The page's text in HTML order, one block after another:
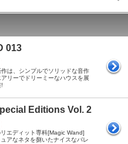
013
は、シンプルでソリッドな音作
リーでドリーミーなハウスを展
Editions Vol. 2
エディット専科[Magic Wand]
アなネタを捌いたナイスなバレ